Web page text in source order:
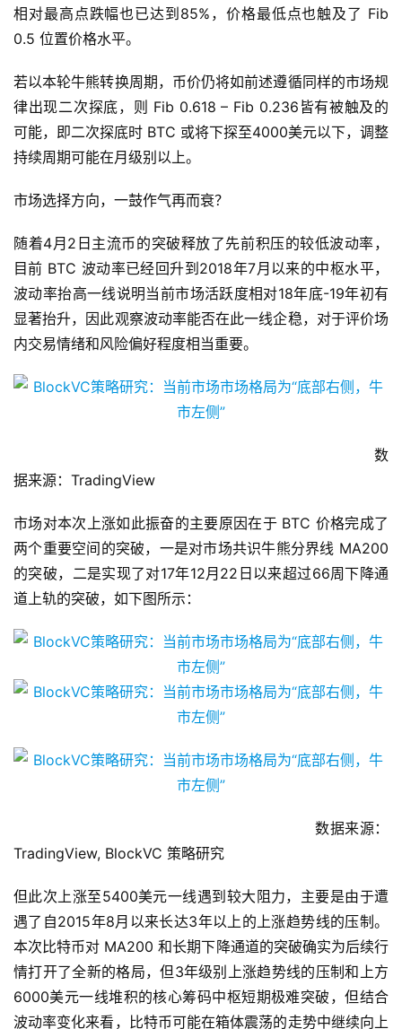
格水平；2017-2019及未来牛熊周期中，BTC 价格最低点
相对最高点跌幅也已达到85%，价格最低点也触及了 Fib
若以本轮牛熊转换周期，币价仍将如前述遵循同样的市场规
律出现二次探底，则 Fib 0.618 – Fib 0.236皆有被触及的
可能，即二次探底时 BTC 或将下探至4000美元以下，调整
随着4月2日主流币的突破释放了先前积压的较低波动率，
目前 BTC 波动率已经回升到2018年7月以来的中枢水平，
波动率抬高一线说明当前市场活跃度相对18年底-19年初有
显著抬升，因此观察波动率能否在此一线企稳，对于评价场
数
市场对本次上涨如此振奋的主要原因在于 BTC 价格完成了
两个重要空间的突破，一是对市场共识牛熊分界线 MA200
的突破，二是实现了对17年12月22日以来超过66周下降通
数据来源：
但此次上涨至5400美元一线遇到较大阻力，主要是由于遭
遇了自2015年8月以来长达3年以上的上涨趋势线的压制。
本次比特币对 MA200 和长期下降通道的突破确实为后续行
情打开了全新的格局，但3年级别上涨趋势线的压制和上方
6000美元一线堆积的核心筹码中枢短期极难突破，但结合